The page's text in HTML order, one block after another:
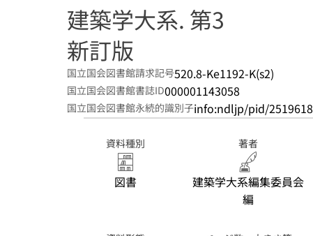
建築学大系. 第3
新訂版
国立国会図書館請求記号520.8-Ke1192-K(s2)
国立国会図書館書誌ID000001143058
国立国会図書館永続的識別子info:ndljp/pid/2519618
資料種別
図書
著者
建築学大系編集委員会
編